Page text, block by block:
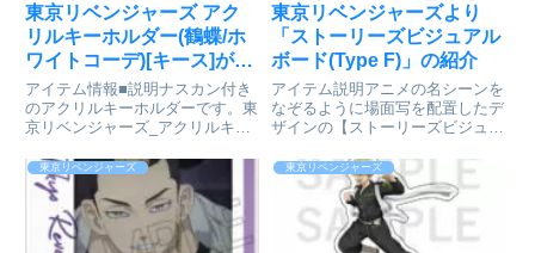
東京リベンジャーズ アク
リルキーホルダー(鶴蝶/ホ
ワイトコーデ)[キース]が予
約受付開始
アイテム情報■説明ナスカン付き
のアクリルキーホルダーです。東
京リベンジャーズ_アクリルキー
デ)colleizeで探す
東京リベンジャーズより
「ストーリーズビジュアル
ボード(Type F)」の紹介
アイテム説明アニメの名シーンを
なぞるように場面写を配置したデ
ザインの【ストーリーズビジュア
イキー・ドラケンの銭湯シーン
や、場地と千冬の出会いのシー
ン、未来の東京卍會の集合シーン
など、思い出深い様々なシーン
が、ア...
東京リベンジャーズ 東京リベンジャーズ